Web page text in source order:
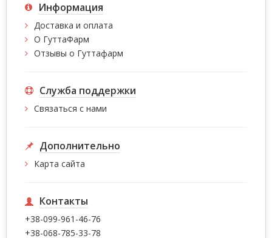
Информация
Доставка и оплата
О ГуттаФарм
Отзывы о Гуттафарм
Служба поддержки
Связаться с нами
Дополнительно
Карта сайта
Контакты
+38-099-961-46-76
+38-068-785-33-78